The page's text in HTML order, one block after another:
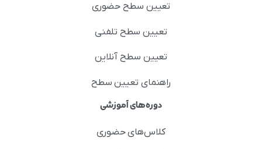
تعیین سطح حضوری
تعیین سطح تلفنی
تعیین سطح آنلاین
راهنمای تعیین سطح
دوره‌های آموزشی
کلاس‌های حضوری